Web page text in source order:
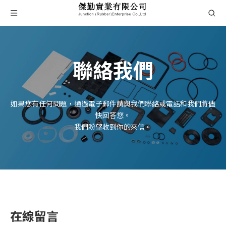
聯絡我們
如果您有任何問題，通過電子郵件請與我們聯絡或電話和我們將儘
快回答您。
我們盼望收到你的來信。
在線留言